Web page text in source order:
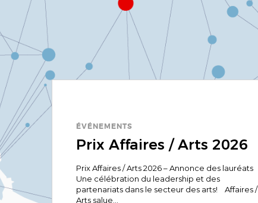
ÉVÉNEMENTS
Prix Affaires / Arts 2026
Prix Affaires / Arts 2026 – Annonce des lauréats
Une célébration du leadership et des
partenariats dans le secteur des arts! Affaires /
Arts salue...